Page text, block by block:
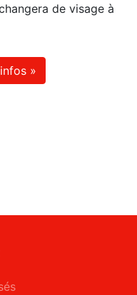
de visage à
»